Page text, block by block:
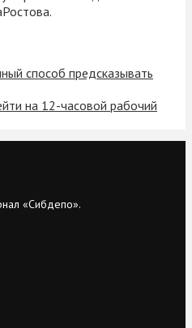
способ предсказывать
на 12-часовой рабочий
«Сибдепо».